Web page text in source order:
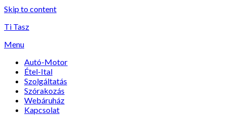
Skip to content
Ti Tasz
Menu
Autó-Motor
Étel-Ital
Szolgáltatás
Szórakozás
Webáruház
Kapcsolat